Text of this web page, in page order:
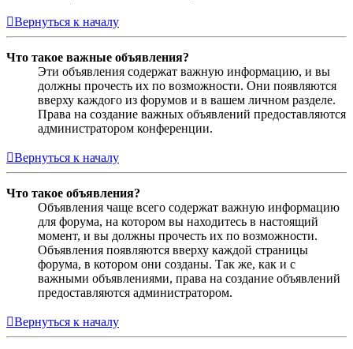
Вернуться к началу
Что такое важные объявления?
Эти объявления содержат важную информацию, и вы
должны прочесть их по возможности. Они появляются
вверху каждого из форумов и в вашем личном разделе.
Права на создание важных объявлений предоставляются
администратором конференции.
Вернуться к началу
Что такое объявления?
Объявления чаще всего содержат важную информацию
для форума, на котором вы находитесь в настоящий
момент, и вы должны прочесть их по возможности.
Объявления появляются вверху каждой страницы
форума, в котором они созданы. Так же, как и с
важными объявлениями, права на создание объявлений
предоставляются администратором.
Вернуться к началу